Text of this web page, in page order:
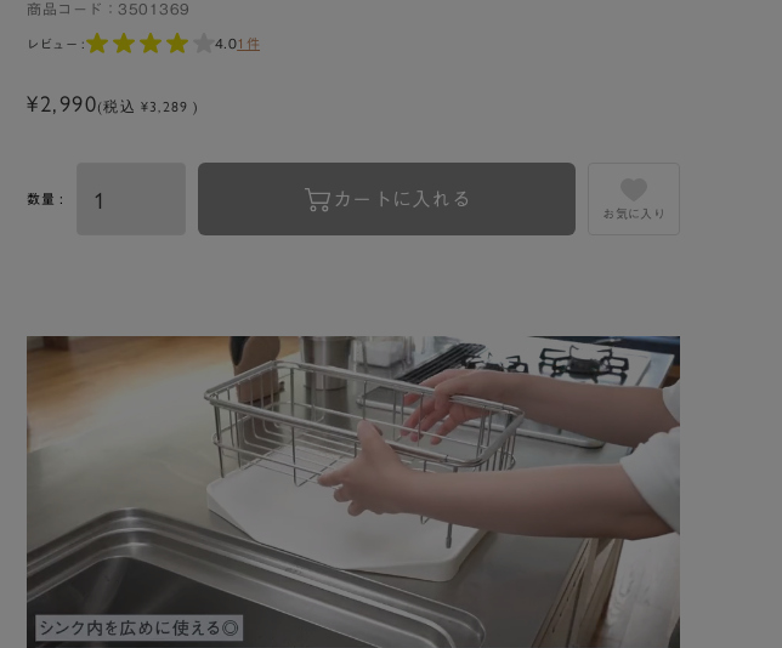
商品コード： 3501369
レビュー : 4.01件
¥2,990(税込 ¥3,289 )
数量 : カートに入れる
お気に入り